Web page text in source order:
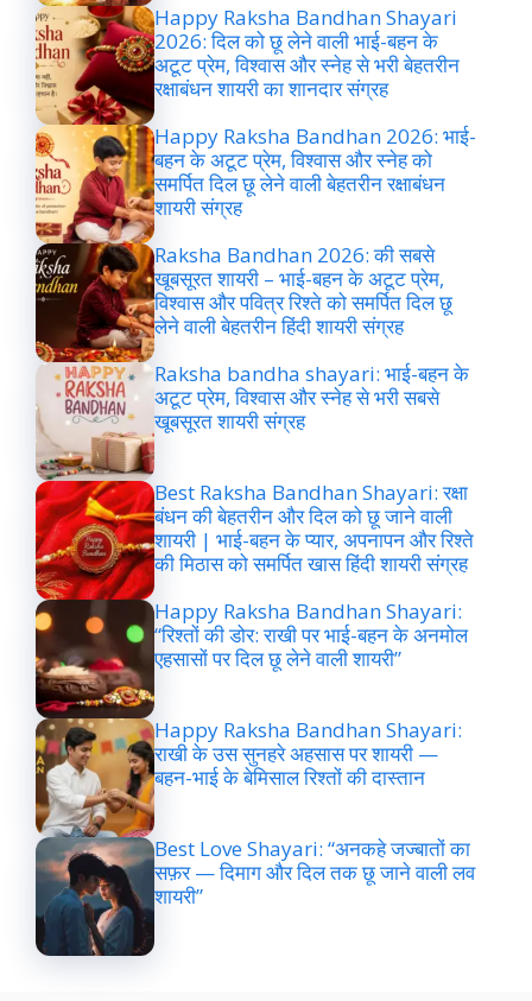
Happy Raksha Bandhan Shayari
2026: दिल को छू लेने वाली भाई-बहन के
अटूट प्रेम, विश्वास और स्नेह से भरी बेहतरीन
रक्षाबंधन शायरी का शानदार संग्रह
Happy Raksha Bandhan 2026: भाई-
बहन के अटूट प्रेम, विश्वास और स्नेह को
समर्पित दिल छू लेने वाली बेहतरीन रक्षाबंधन
शायरी संग्रह
Raksha Bandhan 2026: की सबसे
खूबसूरत शायरी – भाई-बहन के अटूट प्रेम,
विश्वास और पवित्र रिश्ते को समर्पित दिल छू
लेने वाली बेहतरीन हिंदी शायरी संग्रह
Raksha bandha shayari: भाई-बहन के
अटूट प्रेम, विश्वास और स्नेह से भरी सबसे
खूबसूरत शायरी संग्रह
Best Raksha Bandhan Shayari: रक्षा
बंधन की बेहतरीन और दिल को छू जाने वाली
शायरी | भाई-बहन के प्यार, अपनापन और रिश्ते
की मिठास को समर्पित खास हिंदी शायरी संग्रह
Happy Raksha Bandhan Shayari:
“रिश्तों की डोर: राखी पर भाई-बहन के अनमोल
एहसासों पर दिल छू लेने वाली शायरी”
Happy Raksha Bandhan Shayari:
राखी के उस सुनहरे अहसास पर शायरी —
बहन-भाई के बेमिसाल रिश्तों की दास्तान
Best Love Shayari: “अनकहे जज्बातों का
सफ़र — दिमाग और दिल तक छू जाने वाली लव
शायरी”